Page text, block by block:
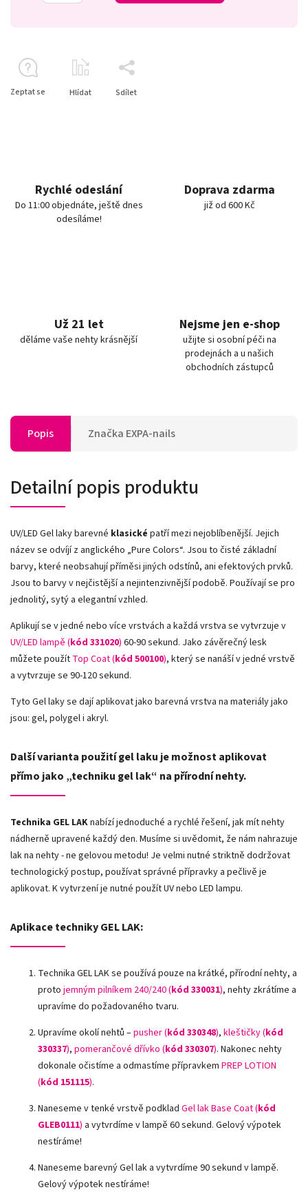
Zeptat se Hlídat Sdílet
Rychlé odeslání
Do 11:00 objednáte, ještě dnes
odesíláme!
Doprava zdarma
již od 600 Kč
Už 21 let
děláme vaše nehty krásnější
Nejsme jen e-shop
užijte si osobní péči na
prodejnách a u našich
obchodních zástupců
Popis Značka EXPA-nails
Detailní popis produktu
UV/LED Gel laky barevné klasické patří mezi nejoblíbenější. Jejich
název se odvíjí z anglického „Pure Colors“. Jsou to čisté základní
barvy, které neobsahují příměsi jiných odstínů, ani efektových prvků.
Jsou to barvy v nejčistější a nejintenzivnější podobě. Používají se pro
jednolitý, sytý a elegantní vzhled.
Aplikují se v jedné nebo více vrstvách a každá vrstva se vytvrzuje v
UV/LED lampě (kód 331020) 60-90 sekund. Jako závěrečný lesk
můžete použít Top Coat (kód 500100), který se nanáší v jedné vrstvě
a vytvrzuje se 90-120 sekund.
Tyto Gel laky se dají aplikovat jako barevná vrstva na materiály jako
jsou: gel, polygel i akryl.
Další varianta použití gel laku je možnost aplikovat
přímo jako „techniku gel lak“ na přírodní nehty.
Technika GEL LAKnabízí jednoduché a rychlé řešení, jak mít nehty
nádherně upravené každý den. Musíme si uvědomit, že nám nahrazuje
lak na nehty - ne gelovou metodu! Je velmi nutné striktně dodržovat
technologický postup, používat správné přípravky a pečlivě je
aplikovat. K vytvrzení je nutné použít UV nebo LED lampu.
Aplikace techniky GEL LAK:
Technika GEL LAK se používá pouze na krátké, přírodní nehty, a
proto jemným pilníkem 240/240 (kód 330031), nehty zkrátíme a
upravíme do požadovaného tvaru.
Upravíme okolí nehtů –pusher (kód 330348), kleštičky (kód
330337), pomerančové dřívko (kód 330307). Nakonec nehty
dokonale očistíme a odmastíme přípravkem PREP LOTION
(kód 151115).
Naneseme v tenké vrstvě podklad Gel lak Base Coat (kód
GLEB0111) a vytvrdíme v lampě 60 sekund. Gelový výpotek
nestíráme!
Naneseme barevný Gel lak a vytvrdíme 90 sekund v lampě.
Gelový výpotek nestíráme!